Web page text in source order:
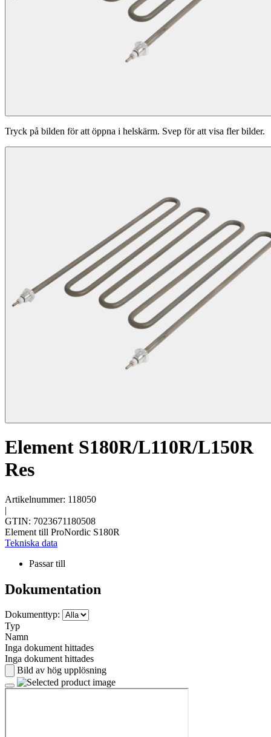
Tryck på bilden för att öppna i helskärm. Svep för att visa fler bilder.
Element S180R/L110R/L150R
Res
Artikelnummer: 118050
|
GTIN: 7023671180508
Element till ProNordic S180R
Tekniska data
Passar till
Dokumentation
Dokumenttyp:
Typ
Namn
Inga dokument hittades
Inga dokument hittades
Bild av hög upplösning